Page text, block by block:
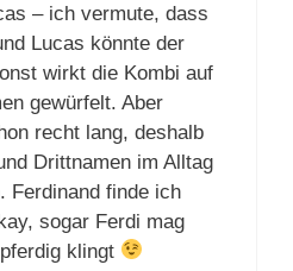
– ich vermute, dass
Lucas könnte der
wirkt die Kombi auf
gewürfelt. Aber
recht lang, deshalb
Drittnamen im Alltag
Ferdinand finde ich
sogar Ferdi mag
klingt